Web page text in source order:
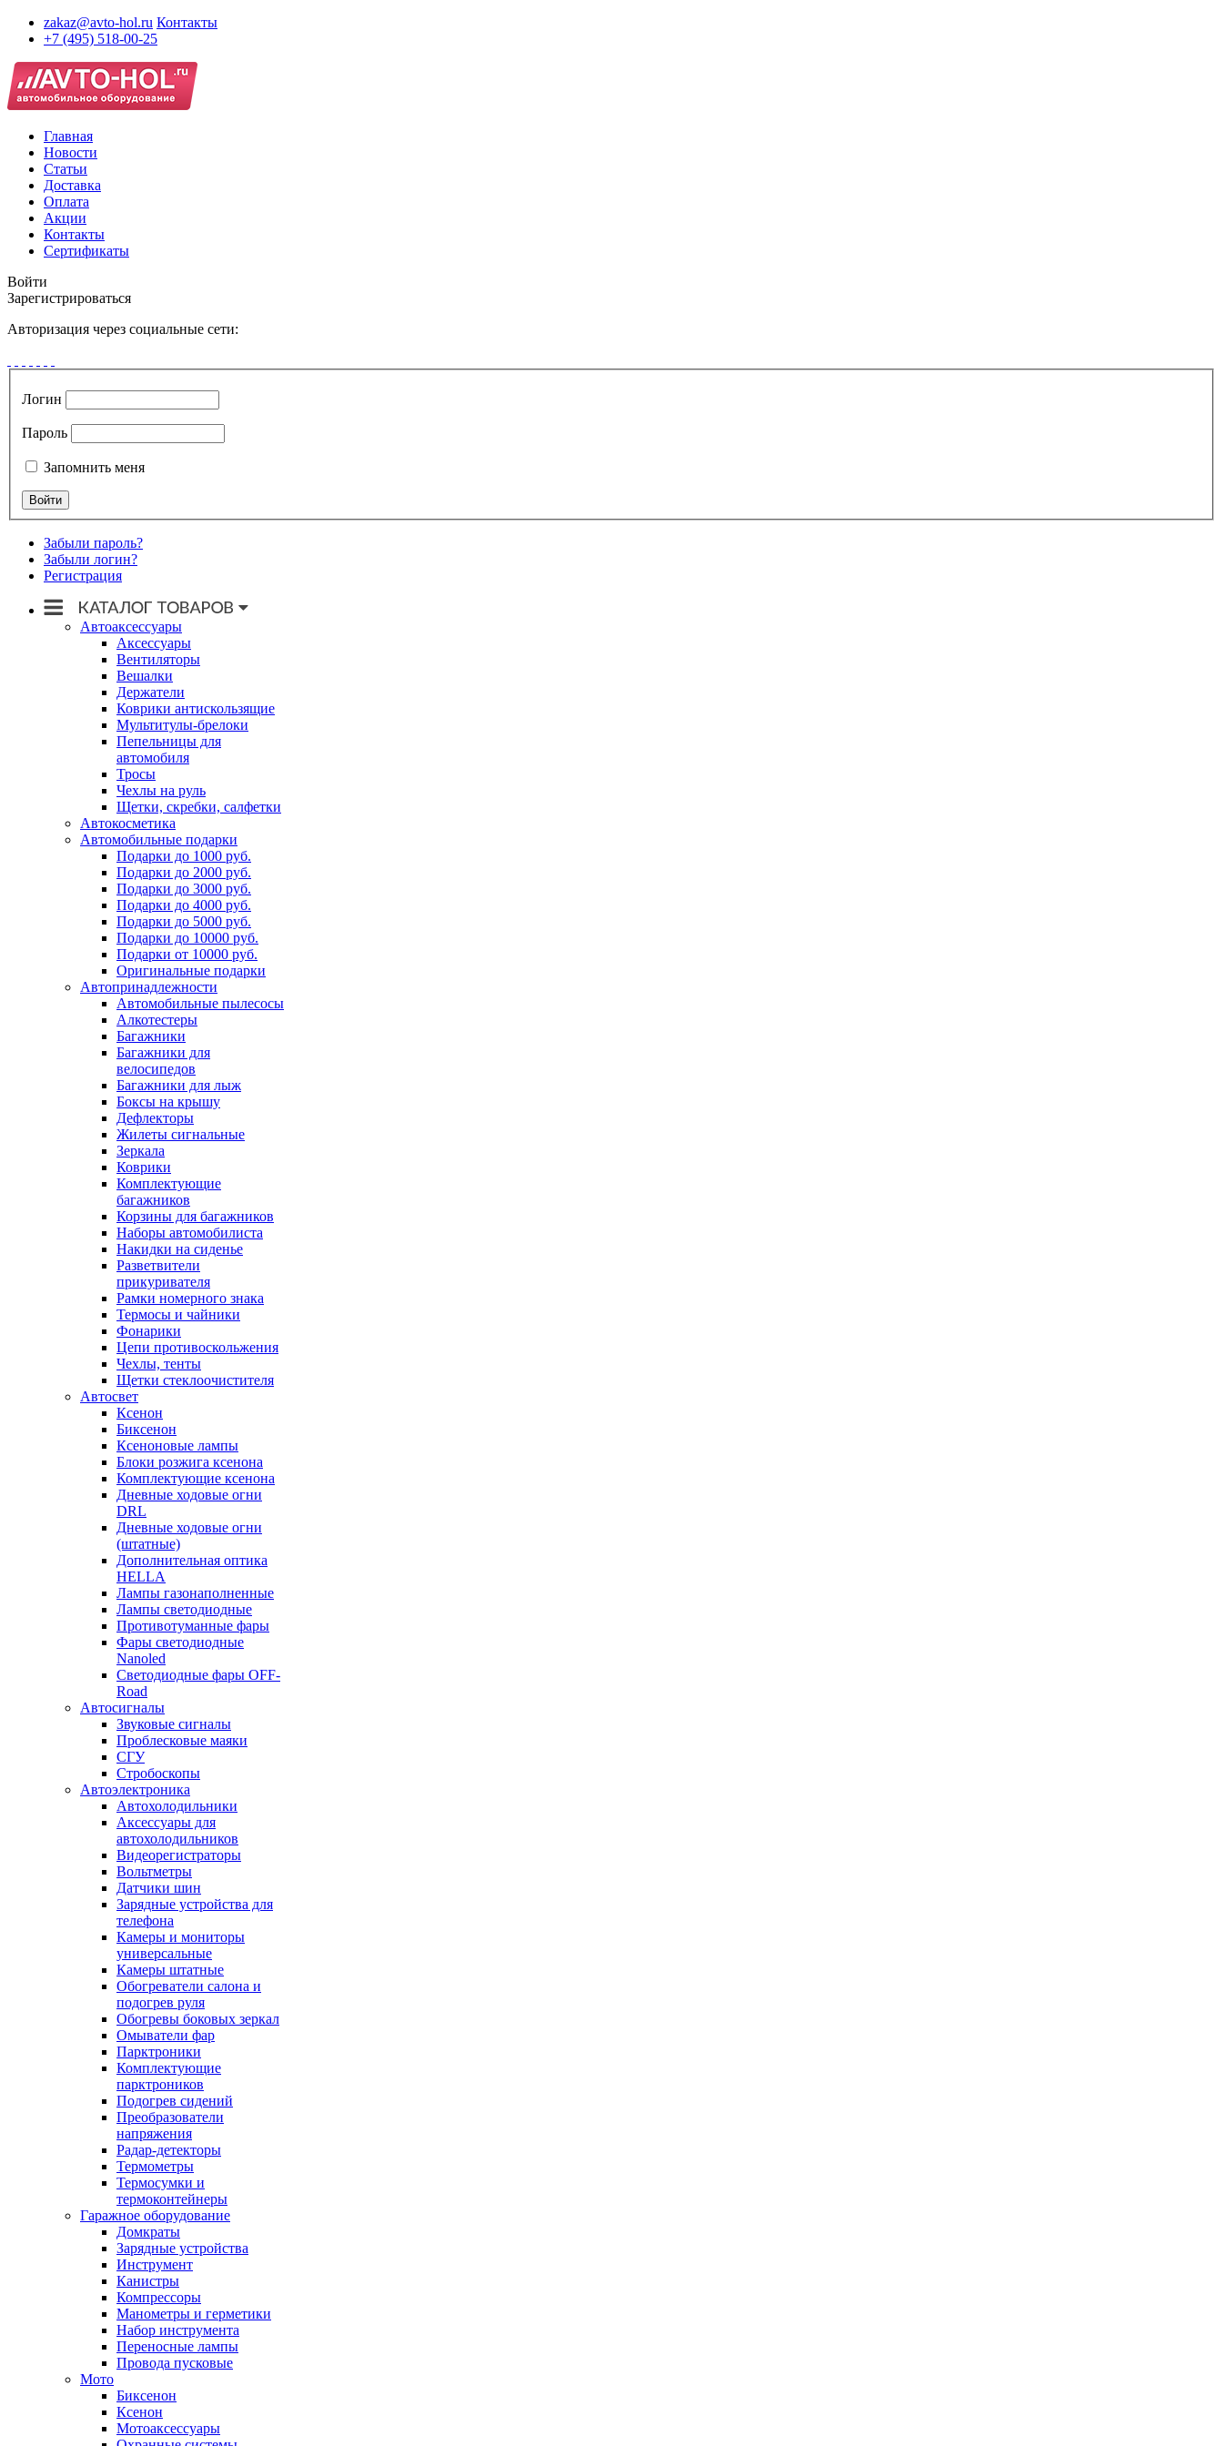
zakaz@avto-hol.ru Контакты
+7 (495) 518-00-25
Главная
Новости
Статьи
Доставка
Оплата
Акции
Контакты
Сертификаты
Войти
Зарегистрироваться
Авторизация через социальные сети:
Логин
Пароль
Запомнить меня
Забыли пароль?
Забыли логин?
Регистрация
Автоаксессуары
Аксессуары
Вентиляторы
Вешалки
Держатели
Коврики антискользящие
Мультитулы-брелоки
Пепельницы для
автомобиля
Тросы
Чехлы на руль
Щетки, скребки, салфетки
Автокосметика
Автомобильные подарки
Подарки до 1000 руб.
Подарки до 2000 руб.
Подарки до 3000 руб.
Подарки до 4000 руб.
Подарки до 5000 руб.
Подарки до 10000 руб.
Подарки от 10000 руб.
Оригинальные подарки
Автопринадлежности
Автомобильные пылесосы
Алкотестеры
Багажники
Багажники для
велосипедов
Багажники для лыж
Боксы на крышу
Дефлекторы
Жилеты сигнальные
Зеркала
Коврики
Комплектующие
багажников
Корзины для багажников
Наборы автомобилиста
Накидки на сиденье
Разветвители
прикуривателя
Рамки номерного знака
Термосы и чайники
Фонарики
Цепи противоскольжения
Чехлы, тенты
Щетки стеклоочистителя
Автосвет
Ксенон
Биксенон
Ксеноновые лампы
Блоки розжига ксенона
Комплектующие ксенона
Дневные ходовые огни
DRL
Дневные ходовые огни
(штатные)
Дополнительная оптика
HELLA
Лампы газонаполненные
Лампы светодиодные
Противотуманные фары
Фары светодиодные
Nanoled
Светодиодные фары OFF-
Road
Автосигналы
Звуковые сигналы
Проблесковые маяки
СГУ
Стробоскопы
Автоэлектроника
Автохолодильники
Аксессуары для
автохолодильников
Видеорегистраторы
Вольтметры
Датчики шин
Зарядные устройства для
телефона
Камеры и мониторы
универсальные
Камеры штатные
Обогреватели салона и
подогрев руля
Обогревы боковых зеркал
Омыватели фар
Парктроники
Комплектующие
парктроников
Подогрев сидений
Преобразователи
напряжения
Радар-детекторы
Термометры
Термосумки и
термоконтейнеры
Гаражное оборудование
Домкраты
Зарядные устройства
Инструмент
Канистры
Компрессоры
Манометры и герметики
Набор инструмента
Переносные лампы
Провода пусковые
Мото
Биксенон
Ксенон
Мотоаксессуары